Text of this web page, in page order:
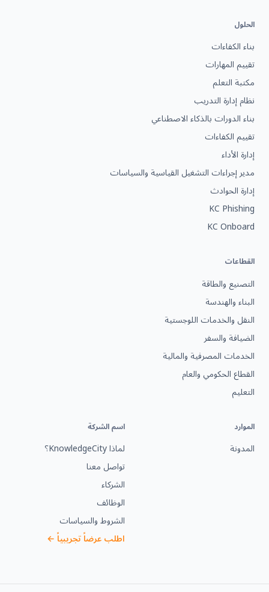
الحلول
بناء الكفاءات
تقييم المهارات
مكتبة التعلم
نظام إدارة التدريب
بناء الدورات بالذكاء الاصطناعي
تقييم الكفاءات
إدارة الأداء
مدير إجراءات التشغيل القياسية والسياسات
إدارة الحوادث
KC Phishing
KC Onboard
القطاعات
التصنيع والطاقة
البناء والهندسة
النقل والخدمات اللوجستية
الضيافة والسفر
الخدمات المصرفية والمالية
القطاع الحكومي والعام
التعليم
الموارد
المدونة
اسم الشركة
لماذا KnowledgeCity؟
تواصل معنا
الشركاء
الوظائف
الشروط والسياسات
اطلب عرضاً تجريبياً ←